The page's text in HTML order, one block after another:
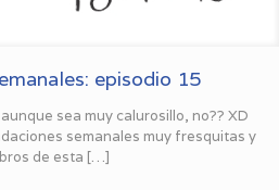
episodio 15
sea muy calurosillo, no?? XD
semanales muy fresquitas y
de esta […]